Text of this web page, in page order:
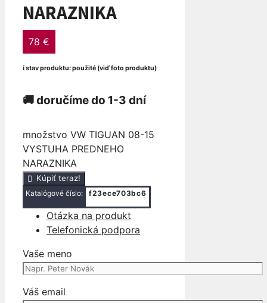
NARAZNIKA
78 €
ℹ stav produktu: použité (viď foto produktu)
🚚 doručíme do 1-3 dní
množstvo VW TIGUAN 08-15
VYSTUHA PREDNEHO
NARAZNIKA
Kúpiť teraz!
Katalógové číslo: f23ece703bc6
Otázka na produkt
Telefonická podpora
Vaše meno
Váš email